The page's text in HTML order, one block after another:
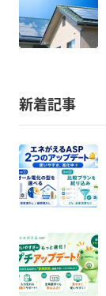
新着記事